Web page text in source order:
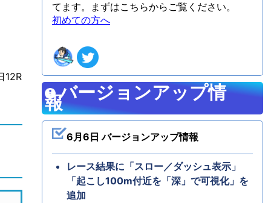
12R
てます。まずはこちらからご覧ください。
初めての方へ
バージョンアップ情
報
6月6日 バージョンアップ情報
レース結果に「スロー／ダッシュ表示」
「起こし100m付近を「深」で可視化」を
追加